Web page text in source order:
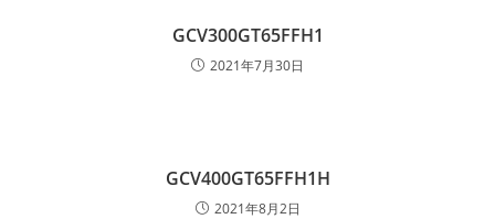
GCV300GT65FFH1
2021年7月30日
GCV400GT65FFH1H
2021年8月2日